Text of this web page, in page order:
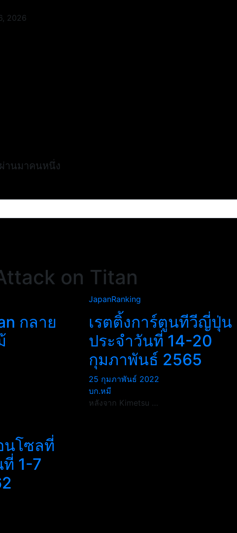
2026
านมาคนหนึ่ง
on Titan
กลาย
JapanRanking
เรตติ้งการ์ตูนทีวีญี่ปุ่น
ประจำวันที่ 14-20
กุมภาพันธ์ 2565
25 กุมภาพันธ์ 2022
บก.หมี
หลังจาก Kimetsu …
นโซลที่
1-7